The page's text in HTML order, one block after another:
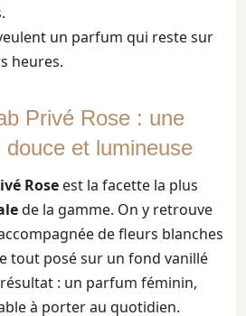
un parfum qui reste sur
heures.
Privé Rose : une
et lumineuse
Rose est la facette la plus
de la gamme. On y retrouve
de fleurs blanches
tout posé sur un fond vanillé
: un parfum féminin,
à porter au quotidien.